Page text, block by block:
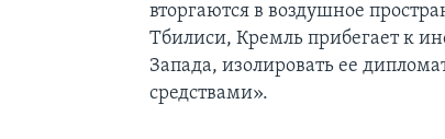
вторгаются в воздушное
Тбилиси, Кремль прибегает к
Запада, изолировать ее
средствами».